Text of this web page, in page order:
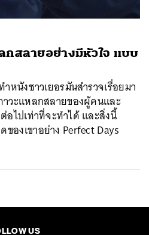
สลายอย่างมีหัวใจ แบบ
หนังชาวเยอรมันสำรวจเรื่อยมา
วะแหลกสลายของผู้คนและ
อไปเท่าที่จะทำได้ และสิ่งนี้
องเขาอย่าง Perfect Days
US
LINE